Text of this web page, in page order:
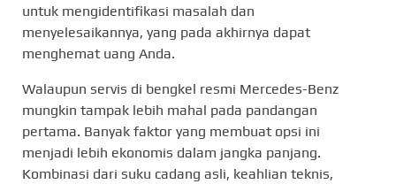
untuk mengidentifikasi masalah dan
menyelesaikannya, yang pada akhirnya dapat
menghemat uang Anda.
Walaupun servis di bengkel resmi Mercedes-Benz
mungkin tampak lebih mahal pada pandangan
pertama. Banyak faktor yang membuat opsi ini
menjadi lebih ekonomis dalam jangka panjang.
Kombinasi dari suku cadang asli, keahlian teknis,